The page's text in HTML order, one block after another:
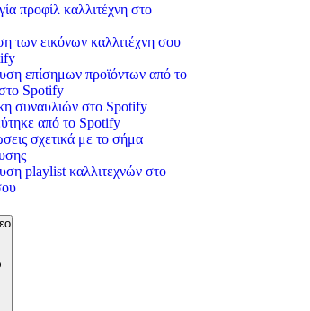
προφίλ καλλιτέχνη στο
των εικόνων καλλιτέχνη σου
επίσημων προϊόντων από το
Spotify
συναυλιών στο Spotify
από το Spotify
σχετικά με το σήμα
playlist καλλιτεχνών στο